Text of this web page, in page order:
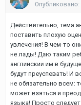
Опубликовано:
Действительно, тема
поставить плохую
увлечения! В чем-то
не лады! Даю таким
английский им в
будут преуспевать! И
не обязательно всем:
может взяться и
языка! Просто